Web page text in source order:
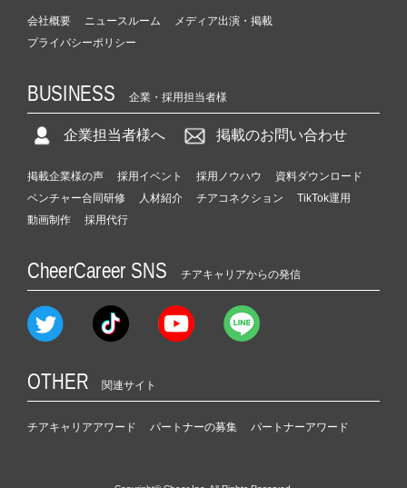
会社概要 ニュースルーム
メディア出演・掲載
プライバシーポリシー
BUSINESS 企業・採用担当者様
企業担当者様へ 掲載のお問い合わせ
掲載企業様の声 採用イベント 採用ノウハウ
資料ダウンロード
ベンチャー合同研修
人材紹介 チアコネクション
TikTok運用
動画制作
採用代行
CheerCareer SNS チアキャリアからの発信
OTHER 関連サイト
チアキャリアアワード パートナーの募集 パートナーアワード